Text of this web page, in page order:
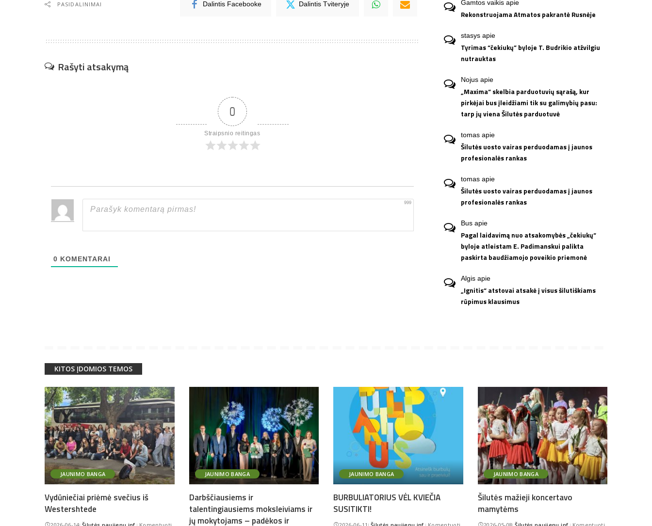
PASIDALINIMAI Dalintis Facebooke Dalintis Tviteryje
Rašyti atsakymą
0
Straipsnio reitingas
999
0 KOMENTARAI
Gamtos vaikis apie
Rekonstruojama Atmatos pakrantė Rusnėje
stasys apie
Tyrimas “čekiukų” byloje T. Budrikio atžvilgiu
nutrauktas
Nojus apie
„Maxima“ skelbia parduotuvių sąrašą, kur
pirkėjai bus įleidžiami tik su galimybių pasu:
tarp jų viena Šilutės parduotuvė
tomas apie
Šilutės uosto vairas perduodamas į jaunos
profesionalės rankas
tomas apie
Šilutės uosto vairas perduodamas į jaunos
profesionalės rankas
Bus apie
Pagal laidavimą nuo atsakomybės „čekiukų“
byloje atleistam E. Padimanskui palikta
paskirta baudžiamojo poveikio priemonė
Algis apie
„Ignitis“ atstovai atsakė į visus šilutiškiams
rūpimus klausimus
KITOS ĮDOMIOS TEMOS
JAUNIMO BANGA
Vydūniečiai priėmė svečius iš
Westershtede
2026-06-14 Šilutės naujienų inf. Komentuoti
JAUNIMO BANGA
Darbščiausiems ir
talentingiausiems moksleiviams ir
jų mokytojams – padėkos ir
JAUNIMO BANGA
BURBULIATORIUS VĖL KVIEČIA
SUSITIKTI!
2026-06-11 Šilutės naujienų inf. Komentuoti
JAUNIMO BANGA
Šilutės mažieji koncertavo
mamytėms
2026-05-08 Šilutės naujienų inf. Komentuoti